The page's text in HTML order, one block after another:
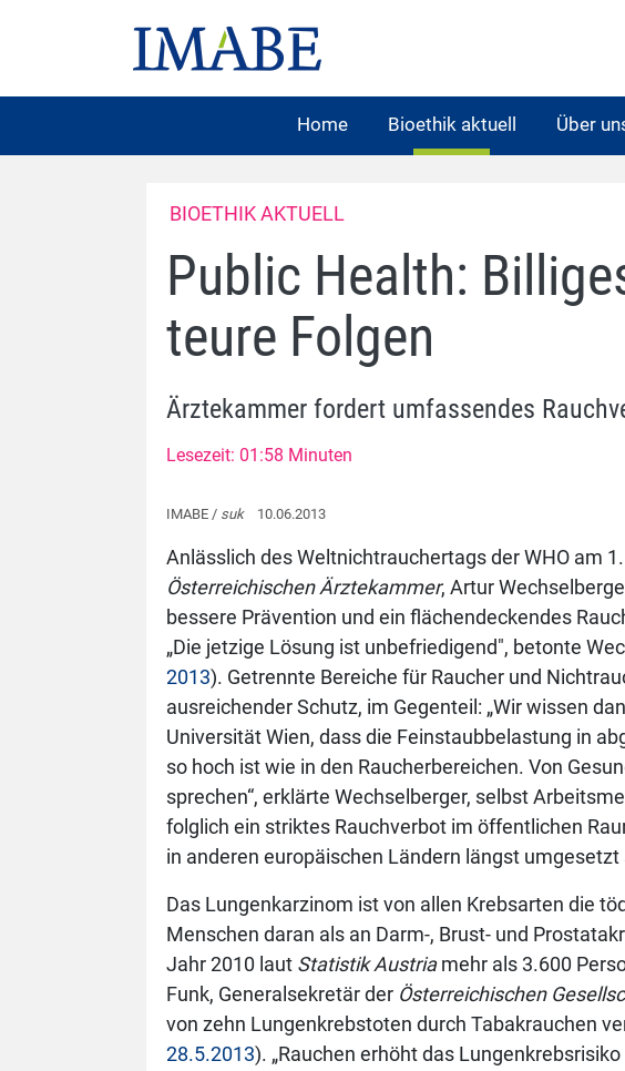
Home Bioethik aktuell Über
BIOETHIK AKTUELL
Public Health:
teure Folgen
Ärztekammer fordert umfassendes
Lesezeit: 01:58 Minuten
IMABE / suk10.06.2013
Anlässlich des Weltnichtrauchertags der WHO am
Österreichischen Ärztekammer, Artur
bessere Prävention und ein flächendeckendes
„Die jetzige Lösung ist unbefriedigend", betonte
2013). Getrennte Bereiche für Raucher und
ausreichender Schutz, im Gegenteil: „Wir wissen
Universität Wien, dass die Feinstaubbelastung in
so hoch ist wie in den Raucherbereichen. Von
sprechen“, erklärte Wechselberger, selbst
folglich ein striktes Rauchverbot im öffentlichen
in anderen europäischen Ländern längst umgesetzt
Das Lungenkarzinom ist von allen Krebsarten die
Menschen daran als an Darm-, Brust- und
Jahr 2010 laut Statistik Austriamehr als 3.600
Funk, Generalsekretär der Österreichischen
von zehn Lungenkrebstoten durch Tabakrauchen
28.5.2013). „Rauchen erhöht das